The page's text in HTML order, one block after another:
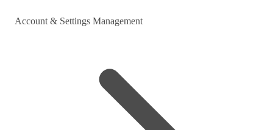
Account & Settings Management